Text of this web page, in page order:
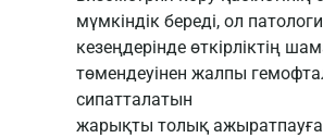
мүмкіндік береді, ол
кезеңдерінде өткірліктің
төмендеуінен жалпы
сипатталатын
жарықты толық ажыратпауға